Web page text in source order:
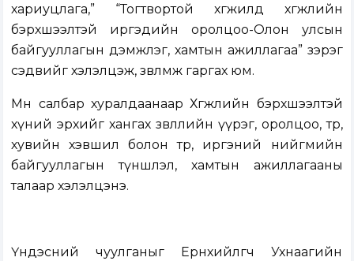
хариуцлага,” “Тогтвортой хөгжилд хөгжлийн
бэрхшээлтэй иргэдийн оролцоо-Олон улсын
байгууллагын дэмжлэг, хамтын ажиллагаа” зэрэг
сэдвийг хэлэлцэж, зөвлөмж гаргах юм.
Мөн салбар хуралдаанаар Хөгжлийн бэрхшээлтэй
хүний эрхийг хангах зөвлөлийн үүрэг, оролцоо, төр,
хувийн хэвшил болон төр, иргэний нийгмийн
байгууллагын түншлэл, хамтын ажиллагааны
талаар хэлэлцэнэ.
Үндэсний чуулганыг Ерөнхийлөгч Ухнаагийн